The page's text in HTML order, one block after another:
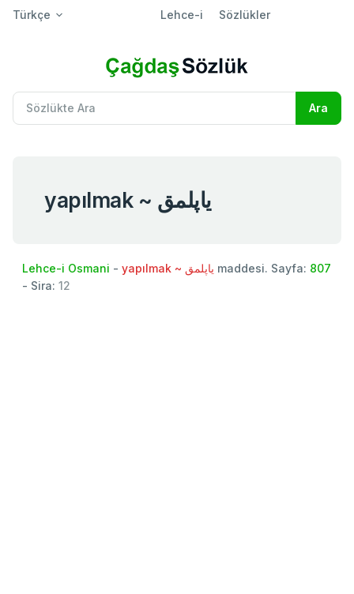
Türkçe Lehce-i Sözlükler
yapılmak ~ یاپلمق
Lehce-i Osmani - yapılmak ~ یاپلمق maddesi. Sayfa: 807
- Sira: 12